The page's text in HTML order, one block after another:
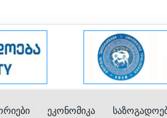
Ეკონომიკა